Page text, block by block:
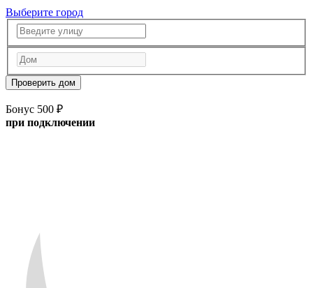
Выберите город
Проверить дом
Бонус 500 ₽
при подключении